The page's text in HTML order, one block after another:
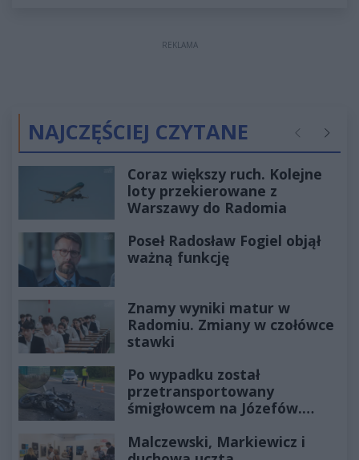
REKLAMA
NAJCZĘŚCIEJ CZYTANE Poprzednie
Coraz większy ruch. Kolejne
loty przekierowane z
Warszawy do Radomia
Poseł Radosław Fogiel objął
ważną funkcję
Znamy wyniki matur w
Radomiu. Zmiany w czołówce
stawki
Po wypadku został
przetransportowany
śmigłowcem na Józefów.
Malczewski, Markiewicz i